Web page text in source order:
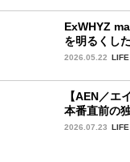
ExWHYZ
を明るくし
2026.05.22
【AEN／エ
本番直前の
ーケース完
2026.07.23